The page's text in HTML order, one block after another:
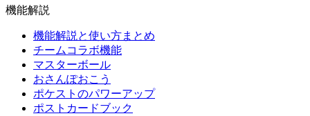
機能解説
機能解説と使い方まとめ
チームコラボ機能
マスターボール
おさんぽおこう
ポケストのパワーアップ
ポストカードブック